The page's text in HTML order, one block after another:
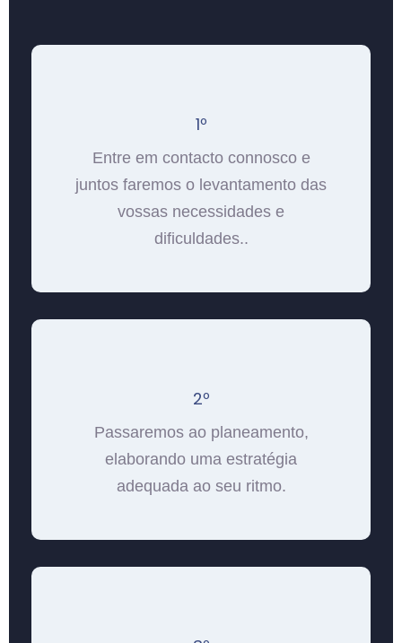
1º
Entre em contacto connosco e
juntos faremos o levantamento das
vossas necessidades e
dificuldades..
2º
Passaremos ao planeamento,
elaborando uma estratégia
adequada ao seu ritmo.